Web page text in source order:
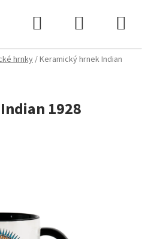
hrnky/Keramický hrnek Indian
1928